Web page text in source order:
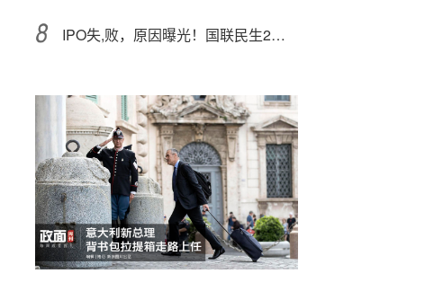
IPO失,败，原因曝光！国联民生2保代被追责